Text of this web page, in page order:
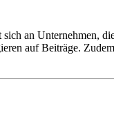
an Unternehmen,
auf Beiträge.